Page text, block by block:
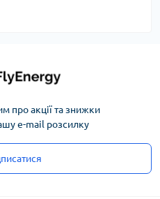
про акції та знижки
e-mail розсилку